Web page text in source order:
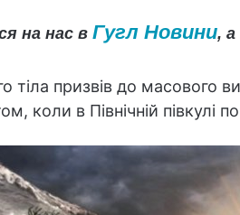
на нас в Гугл Новини,
тіла призвів до масового
коли в Північній півкулі